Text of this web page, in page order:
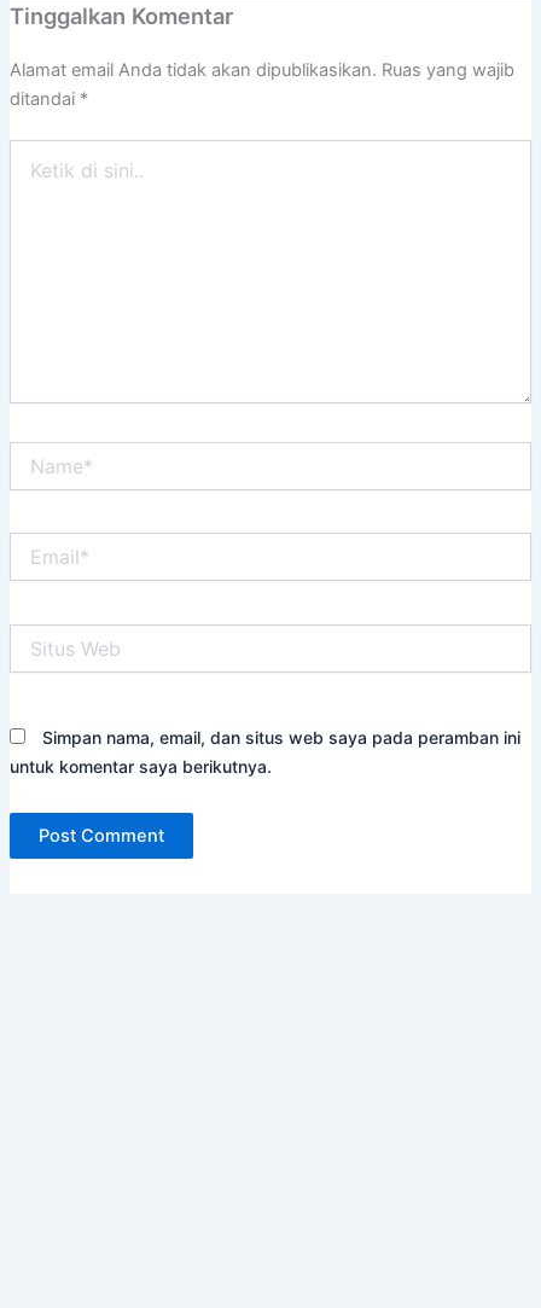
Tinggalkan Komentar
Alamat email Anda tidak akan dipublikasikan. Ruas yang wajib
ditandai *
Web
Simpan nama, email, dan situs web saya pada peramban ini
untuk komentar saya berikutnya.